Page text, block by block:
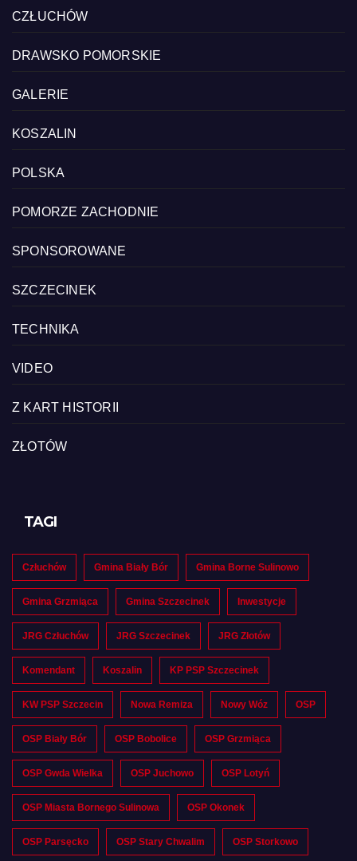
CZŁUCHÓW
DRAWSKO POMORSKIE
GALERIE
KOSZALIN
POLSKA
POMORZE ZACHODNIE
SPONSOROWANE
SZCZECINEK
TECHNIKA
VIDEO
Z KART HISTORII
ZŁOTÓW
TAGI
Człuchów Gmina Biały Bór Gmina Borne Sulinowo
Gmina Grzmiąca Gmina Szczecinek Inwestycje
JRG Człuchów JRG Szczecinek JRG Złotów
Komendant Koszalin KP PSP Szczecinek
KW PSP Szczecin Nowa Remiza Nowy Wóz OSP
OSP Biały Bór OSP Bobolice OSP Grzmiąca
OSP Gwda Wielka OSP Juchowo OSP Lotyń
OSP Miasta Bornego Sulinowa OSP Okonek
OSP Parsęcko OSP Stary Chwalim OSP Storkowo